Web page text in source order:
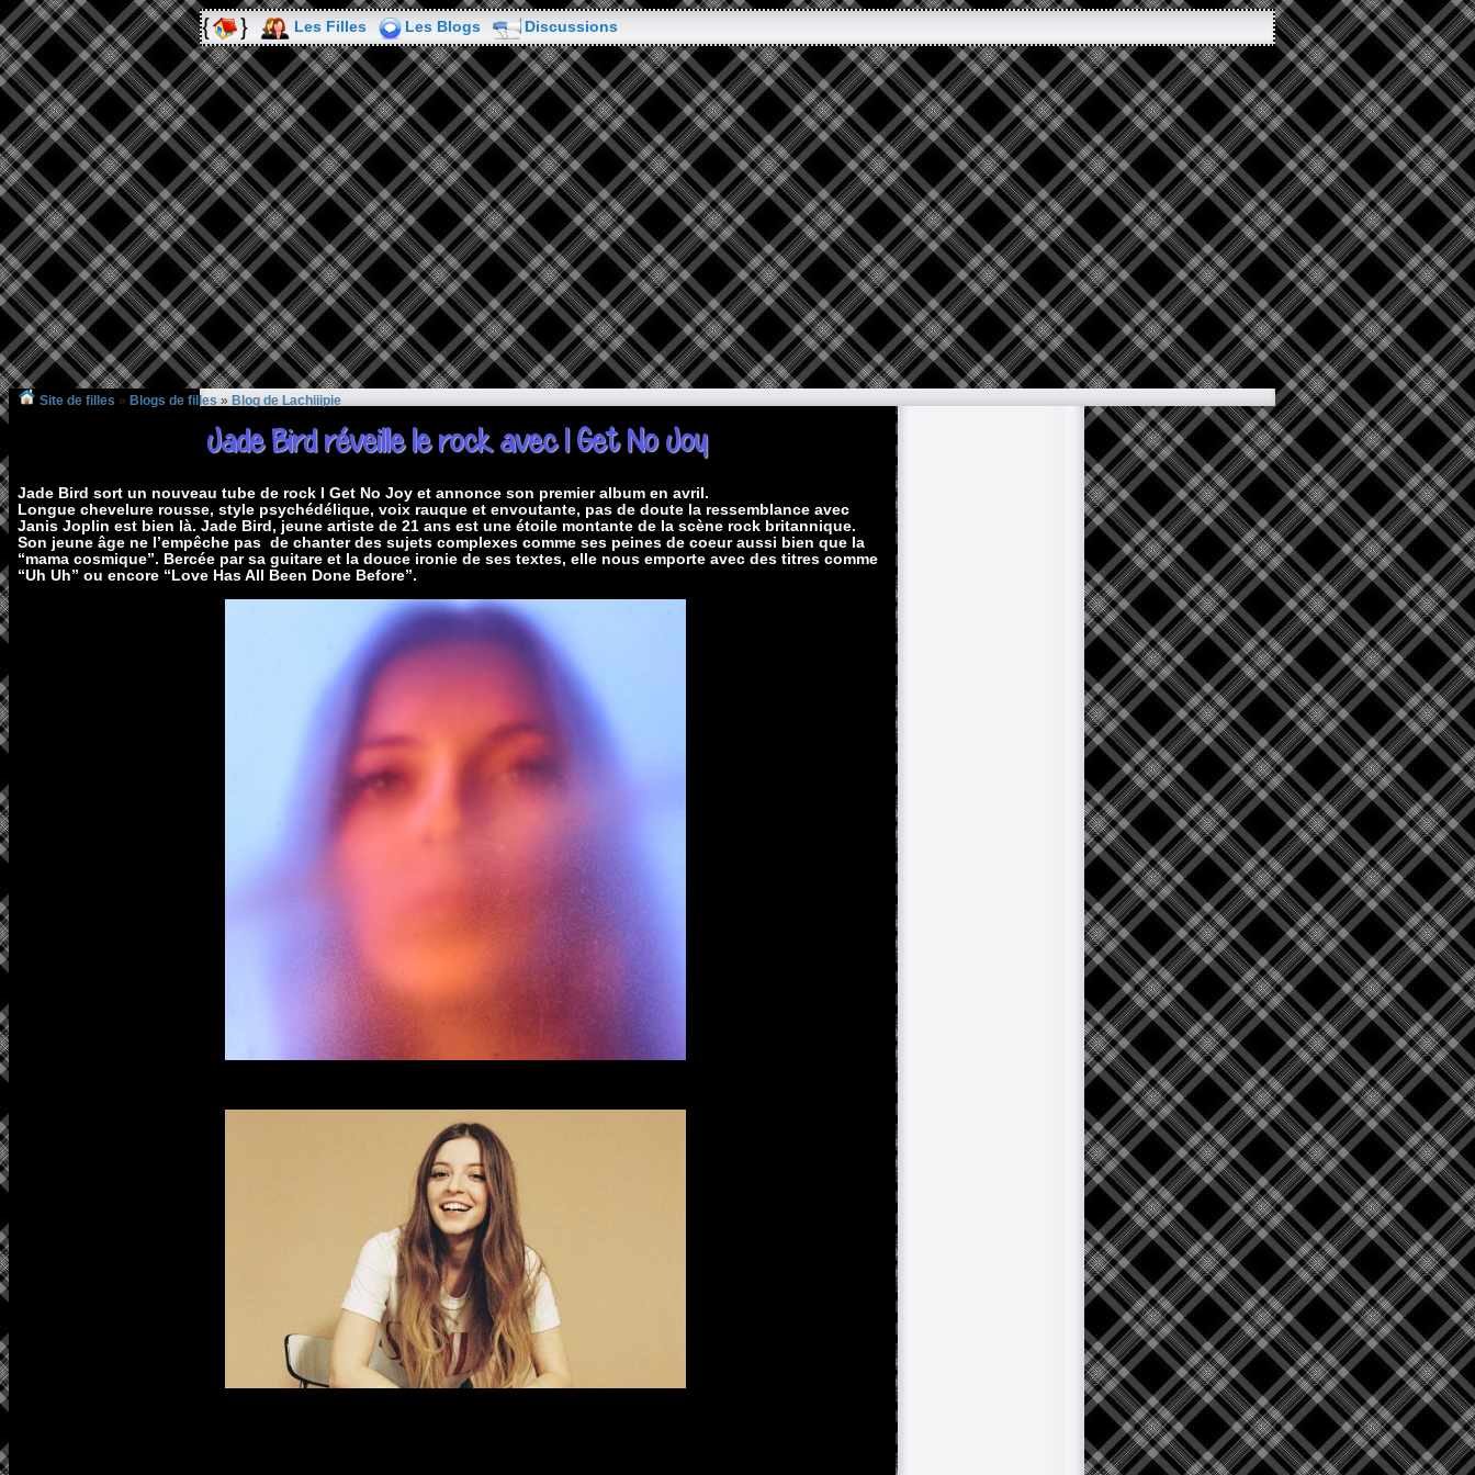
Les Filles Les Blogs Discussions
Site de filles » Blogs de filles » Blog de Lachiiipie
Jade Bird réveille le rock avec I Get No Joy
Jade Bird sort un nouveau tube de rock I Get No Joy et annonce son premier album en avril.
Longue chevelure rousse, style psychédélique, voix rauque et envoutante, pas de doute la ressemblance avec
Janis Joplin est bien là. Jade Bird, jeune artiste de 21 ans est une étoile montante de la scène rock britannique.
Son jeune âge ne l’empêche pas de chanter des sujets complexes comme ses peines de coeur aussi bien que la
“mama cosmique”. Bercée par sa guitare et la douce ironie de ses textes, elle nous emporte avec des titres comme
“Uh Uh” ou encore “Love Has All Been Done Before”.